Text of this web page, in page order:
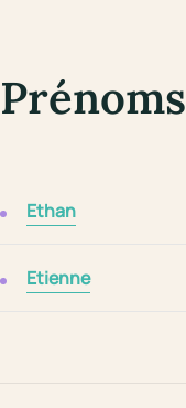
Prénoms
Ethan
Etienne